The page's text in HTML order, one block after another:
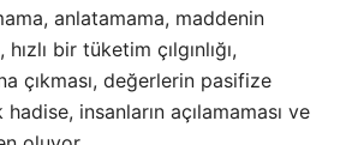
anlatamama, maddenin
bir tüketim çılgınlığı,
çıkması, değerlerin pasifize
insanların açılamaması ve